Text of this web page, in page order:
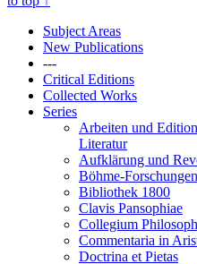
Subject Areas
New Publications
---
Critical Editions
Collected Works
Series
Arbeiten und
Literatur
Aufklärung und
Böhme-Forschungen
Bibliothek 1800
Clavis Pansophiae
Collegium
Commentaria in
Doctrina et Pietas